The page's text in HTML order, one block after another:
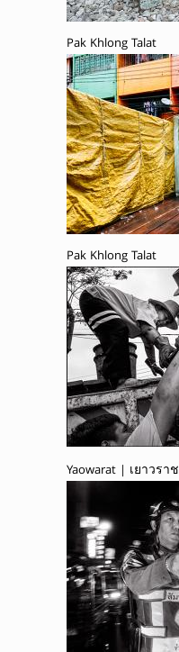
Pak Khlong Talat
Pak Khlong Talat
Yaowarat | เยาวราช